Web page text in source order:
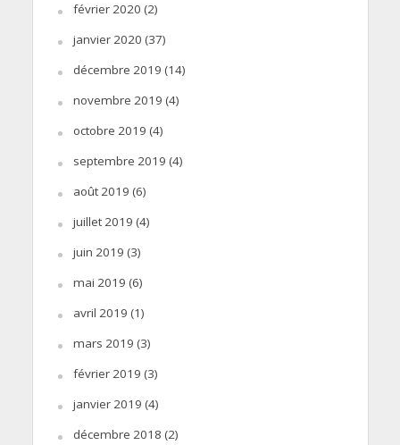
février 2020 (2)
janvier 2020 (37)
décembre 2019 (14)
novembre 2019 (4)
octobre 2019 (4)
septembre 2019 (4)
août 2019 (6)
juillet 2019 (4)
juin 2019 (3)
mai 2019 (6)
avril 2019 (1)
mars 2019 (3)
février 2019 (3)
janvier 2019 (4)
décembre 2018 (2)